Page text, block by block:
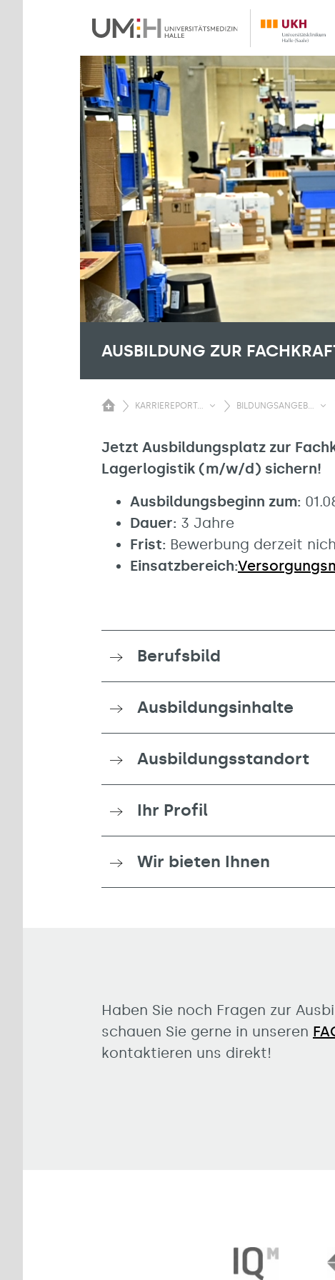
AUSBILDUNG ZUR
KARRIEREPORT... BILDUNGSANGEB...
Jetzt Ausbildungsplatz zur
Lagerlogistik (m/w/d) sichern!
Ausbildungsbeginn zum:
Dauer: 3 Jahre
Frist: Bewerbung derzeit
Einsatzbereich:
Berufsbild
Ausbildungsinhalte
Ausbildungsstandort
Ihr Profil
Wir bieten Ihnen
Haben Sie noch Fragen zur
schauen Sie gerne in unseren
kontaktieren uns direkt!